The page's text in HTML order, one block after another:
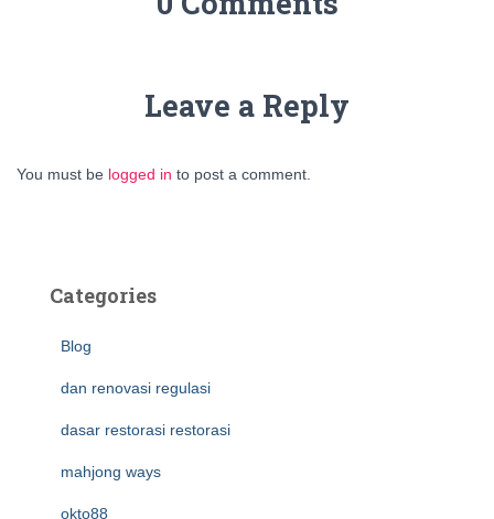
Leave a Reply
You must be logged in to post a comment.
Categories
Blog
dan renovasi regulasi
dasar restorasi restorasi
mahjong ways
okto88